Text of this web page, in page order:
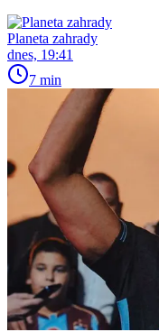
Planeta zahrady
dnes, 19:41
7 min